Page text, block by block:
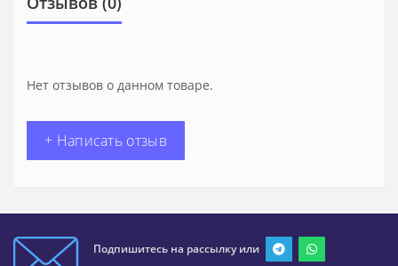
Нет отзывов о данном товаре.
+ Написать отзыв
Подпишитесь на рассылку или